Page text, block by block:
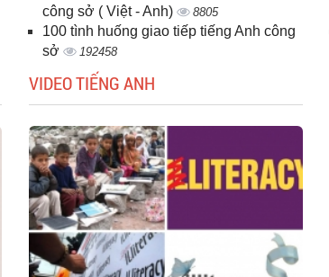
công sở ( Việt - Anh)
8805
100 tình huống giao tiếp tiếng Anh công
sở
192458
VIDEO TIẾNG ANH